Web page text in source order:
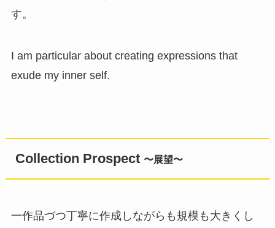
す。
I am particular about creating expressions that
exude my inner self.
Collection Prospect 〜展望〜
一作品づつ丁寧に作成しながらも規模も大きくし